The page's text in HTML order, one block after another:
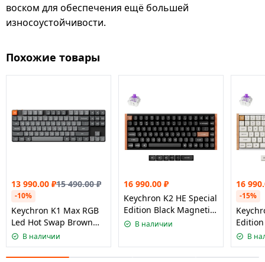
воском для обеспечения ещё большей
износоустойчивости.
Похожие товары
13 990.00 ₽15 490.00₽
-10%
Keychron K1 Max RGB
Led Hot Swap Brown
Switch
В наличии
16 990.00 ₽
Keychron K2 HE Special
Edition Black Magnetic
Nebula Switch
В наличии
16
-15%
В